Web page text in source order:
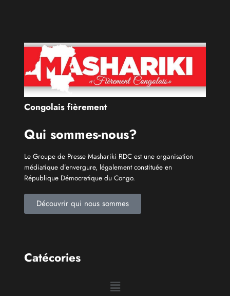
Congolais fièrement
Qui sommes-nous?
Le Groupe de Presse Mashariki RDC est une organisation
médiatique d’envergure, légalement constituée en
République Démocratique du Congo.
Découvrir qui nous sommes
Catécories